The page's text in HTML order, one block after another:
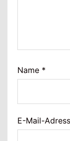
Name *
E-Mail-